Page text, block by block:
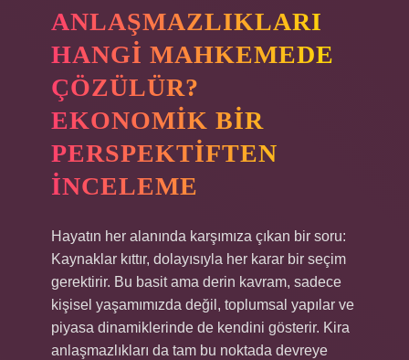
ANLAŞMAZLIKLARI
HANGI MAHKEMEDE
ÇÖZÜLÜR?
EKONOMIK BIR
PERSPEKTIFTEN
İNCELEME
Hayatın her alanında karşımıza çıkan bir soru:
Kaynaklar kıttır, dolayısıyla her karar bir seçim
gerektirir. Bu basit ama derin kavram, sadece
kişisel yaşamımızda değil, toplumsal yapılar ve
piyasa dinamiklerinde de kendini gösterir. Kira
anlaşmazlıkları da tam bu noktada devreye